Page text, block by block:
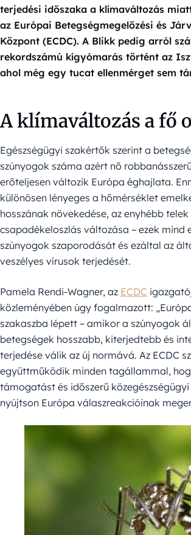
terjedési időszaka a klímaváltozás
az Európai Betegségmegelőzési és
Központ (ECDC). A Blikk pedig arról
rekordszámú kígyómarás történt az
ahol még egy tucat ellenmérget sem
A klímaváltozás a fő
Egészségügyi szakértők szerint a
szúnyogok száma azért nő
erőteljesen változik Európa éghajlata.
különösen lényeges a hőmérséklet
hosszának növekedése, az enyhébb telek
csapadékeloszlás változása – ezek mind
szúnyogok szaporodását és ezáltal az
veszélyes vírusok terjedését.
Pamela Rendi-Wagner, az ECDC
közleményében úgy fogalmazott:
szakaszba lépett – amikor a szúnyogok
betegségek hosszabb, kiterjedtebb és
terjedése válik az új normává. Az ECDC
együttműködik minden tagállammal,
támogatást és időszerű
nyújtson Európa válaszreakcióinak